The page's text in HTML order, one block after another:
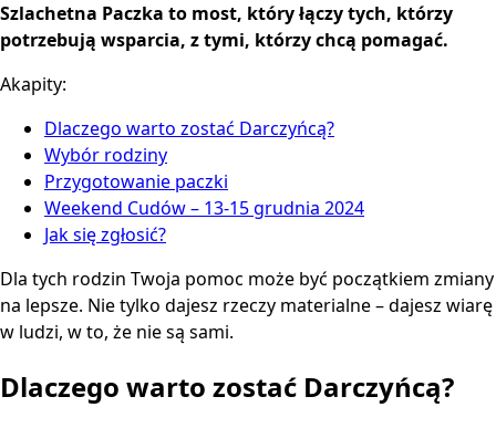
Szlachetna Paczka to most, który łączy tych, którzy
potrzebują wsparcia, z tymi, którzy chcą pomagać.
Akapity:
Dlaczego warto zostać Darczyńcą?
Wybór rodziny
Przygotowanie paczki
Weekend Cudów – 13-15 grudnia 2024
Jak się zgłosić?
Dla tych rodzin Twoja pomoc może być początkiem zmiany
na lepsze. Nie tylko dajesz rzeczy materialne – dajesz wiarę
w ludzi, w to, że nie są sami.
Dlaczego warto zostać Darczyńcą?